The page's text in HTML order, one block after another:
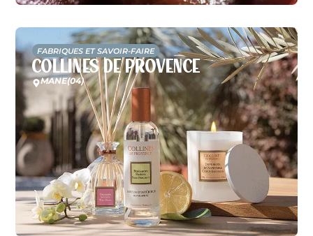
FABRIQUES ET SAVOIR-FAIRE
Collines de Provence
MANE(04)